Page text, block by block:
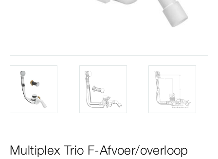
Multiplex Trio F-Afvoer/overloop